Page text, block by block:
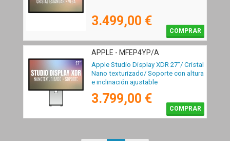
3.499,00 €
COMPRAR
APPLE - MFEP4YP/A
Apple Studio Display XDR 27"/ Cristal
Nano texturizado/ Soporte con altura
e inclinación ajustable
3.799,00 €
COMPRAR